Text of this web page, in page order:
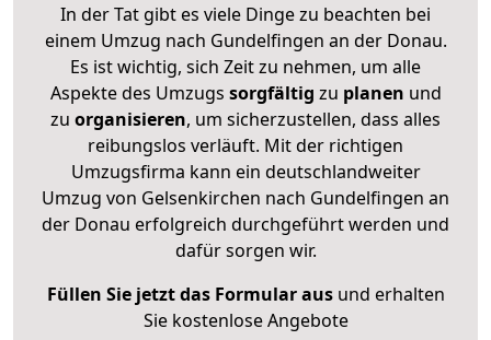
In der Tat gibt es viele Dinge zu beachten bei
einem Umzug nach Gundelfingen an der Donau.
Es ist wichtig, sich Zeit zu nehmen, um alle
Aspekte des Umzugs sorgfältig zu planen und
zu organisieren, um sicherzustellen, dass alles
reibungslos verläuft. Mit der richtigen
Umzugsfirma kann ein deutschlandweiter
Umzug von Gelsenkirchen nach Gundelfingen an
der Donau erfolgreich durchgeführt werden und
dafür sorgen wir.
Füllen Sie jetzt das Formular ausund erhalten
Sie kostenlose Angebote